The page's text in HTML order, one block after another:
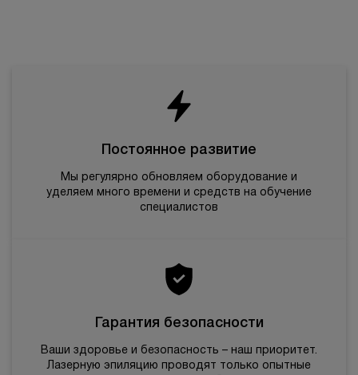
Постоянное развитие
Мы регулярно обновляем оборудование и
уделяем много времени и средств на обучение
специалистов
Гарантия безопасности
Ваши здоровье и безопасность – наш приоритет.
Лазерную эпиляцию проводят только опытные